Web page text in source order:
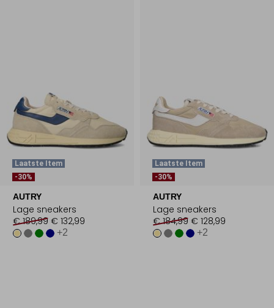
Laatste Item
-30%
AUTRY
Lage sneakers
€ 189,99 € 132,99
+2
Laatste Item
-30%
AUTRY
Lage sneakers
€ 184,99 € 128,99
+2